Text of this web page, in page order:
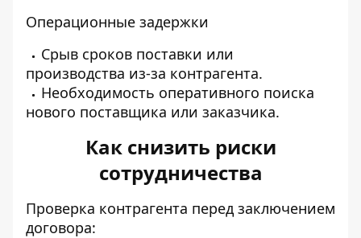
Операционные задержки
Срыв сроков поставки или
производства из-за контрагента.
Необходимость оперативного поиска
нового поставщика или заказчика.
Как снизить риски
сотрудничества
Проверка контрагента перед заключением
договора: